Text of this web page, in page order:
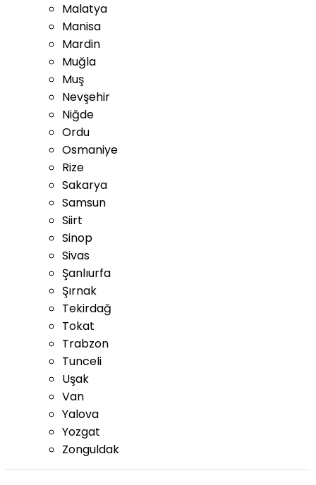
Malatya
Manisa
Mardin
Muğla
Muş
Nevşehir
Niğde
Ordu
Osmaniye
Rize
Sakarya
Samsun
Siirt
Sinop
Sivas
Şanlıurfa
Şırnak
Tekirdağ
Tokat
Trabzon
Tunceli
Uşak
Van
Yalova
Yozgat
Zonguldak